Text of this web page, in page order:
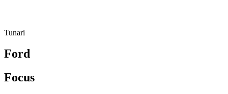
Tunari
Ford
Focus